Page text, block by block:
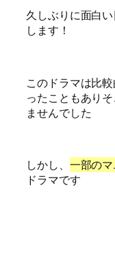
久しぶりに面白
します！
このドラマは比
ったこともあり
ませんでした
しかし、 一部の
ドラマです